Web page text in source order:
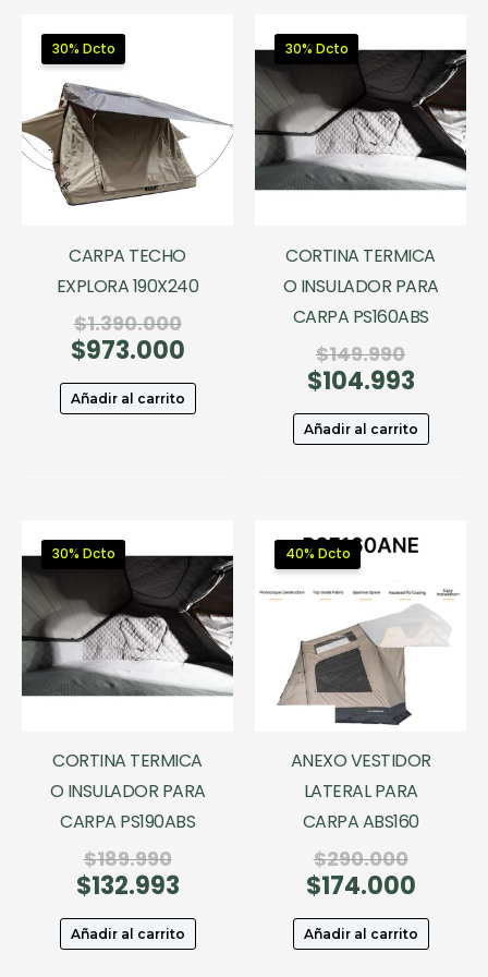
30% Dcto
CARPA TECHO
EXPLORA 190X240
$1.390.000El
precio
era:
$1.390.000.
$973.000El
actual
es:
Añadir al carrito
30% Dcto
CORTINA TERMICA
O INSULADOR PARA
CARPA PS160ABS
$149.990El
precio
era:
$104.993El
actual
es:
Añadir al carrito
30% Dcto
CORTINA TERMICA
O INSULADOR PARA
CARPA PS190ABS
$189.990El
precio
era:
$189.990.
$132.993El
actual
es:
Añadir al carrito
40% Dcto
ANEXO VESTIDOR
LATERAL PARA
CARPA ABS160
$290.000El
precio
era:
$174.000El
actual
es:
Añadir al carrito